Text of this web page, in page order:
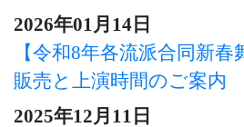
2026年01月14日
【令和8年各流派合同新
販売と上演時間のご案内
2025年12月11日